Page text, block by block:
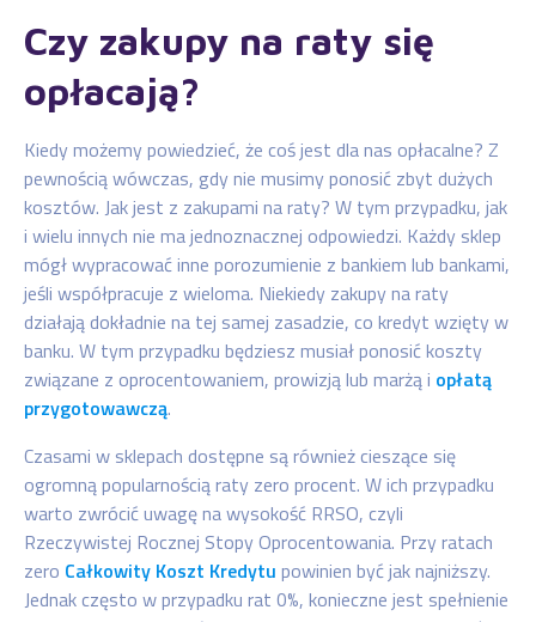
Czy zakupy na raty się
opłacają?
Kiedy możemy powiedzieć, że coś jest dla nas opłacalne? Z
pewnością wówczas, gdy nie musimy ponosić zbyt dużych
kosztów. Jak jest z zakupami na raty? W tym przypadku, jak
i wielu innych nie ma jednoznacznej odpowiedzi. Każdy sklep
mógł wypracować inne porozumienie z bankiem lub bankami,
jeśli współpracuje z wieloma. Niekiedy zakupy na raty
działają dokładnie na tej samej zasadzie, co kredyt wzięty w
banku. W tym przypadku będziesz musiał ponosić koszty
związane z oprocentowaniem, prowizją lub marżą i opłatą
przygotowawczą.
Czasami w sklepach dostępne są również cieszące się
ogromną popularnością raty zero procent. W ich przypadku
warto zwrócić uwagę na wysokość RRSO, czyli
Rzeczywistej Rocznej Stopy Oprocentowania. Przy ratach
zero Całkowity Koszt Kredytu powinien być jak najniższy.
Jednak często w przypadku rat 0%, konieczne jest spełnienie